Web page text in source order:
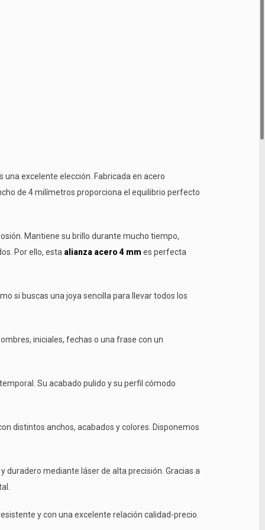
una excelente elección. Fabricada en acero
de 4 milímetros proporciona el equilibrio perfecto
Mantiene su brillo durante mucho tiempo,
Por ello, esta alianza acero 4 mm es perfecta
si buscas una joya sencilla para llevar todos los
iniciales, fechas o una frase con un
Su acabado pulido y su perfil cómodo
distintos anchos, acabados y colores. Disponemos
mediante láser de alta precisión. Gracias a
y con una excelente relación calidad-precio.